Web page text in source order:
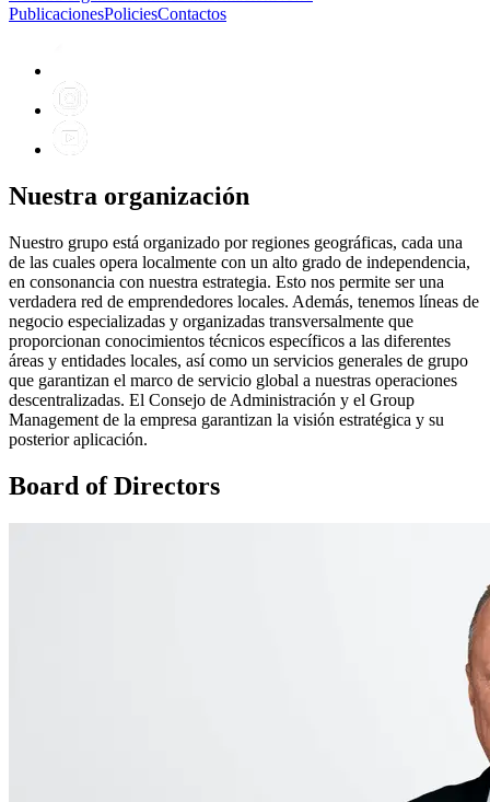
PublicacionesPoliciesContactos
Nuestra organización
Nuestro grupo está organizado por regiones geográficas, cada una
de las cuales opera localmente con un alto grado de independencia,
en consonancia con nuestra estrategia. Esto nos permite ser una
verdadera red de emprendedores locales. Además, tenemos líneas de
negocio especializadas y organizadas transversalmente que
proporcionan conocimientos técnicos específicos a las diferentes
áreas y entidades locales, así como un servicios generales de grupo
que garantizan el marco de servicio global a nuestras operaciones
descentralizadas. El Consejo de Administración y el Group
Management de la empresa garantizan la visión estratégica y su
posterior aplicación.
Board of Directors